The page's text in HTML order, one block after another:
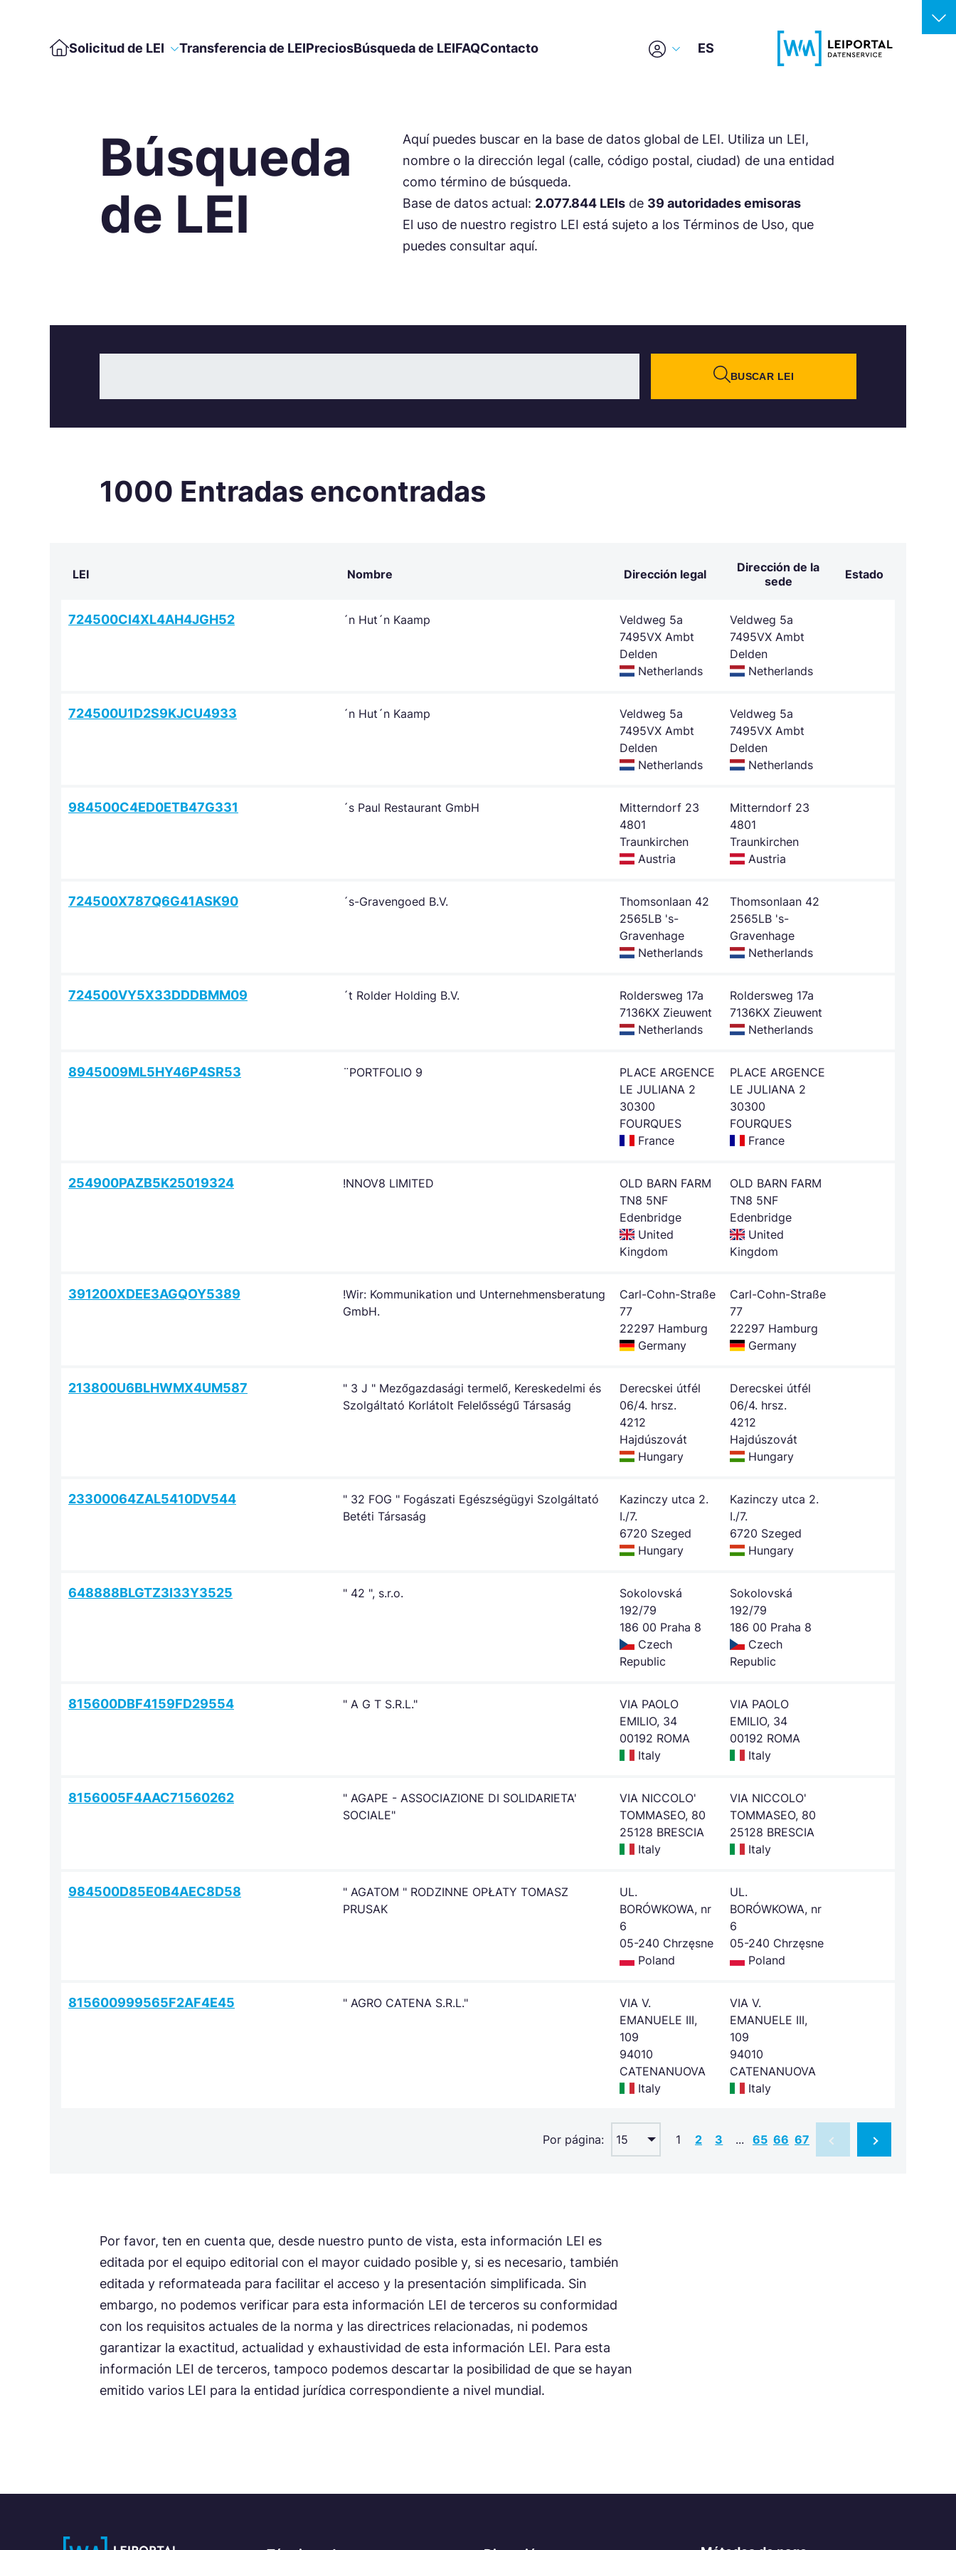
Solicitud de LEI Transferencia de LEIPreciosBúsqueda de LEIFAQContacto ES
Búsqueda
de LEI
Aquí puedes buscar en la base de datos global de LEI. Utiliza un LEI,
nombre o la dirección legal (calle, código postal, ciudad) de una entidad
como término de búsqueda.
Base de datos actual: 2.077.844 LEIsde 39 autoridades emisoras
El uso de nuestro registro LEI está sujeto a los Términos de Uso, que
puedes consultar aquí.
BUSCAR LEI
1000 Entradas encontradas
LEI Nombre Dirección legal
Dirección de la
sede
Estado
724500CI4XL4AH4JGH52 ´n Hut´n Kaamp
Veldweg 5a
7495VX Ambt
Delden
Netherlands
Veldweg 5a
7495VX Ambt
Delden
Netherlands
724500U1D2S9KJCU4933 ´n Hut´n Kaamp
Veldweg 5a
7495VX Ambt
Delden
Netherlands
Veldweg 5a
7495VX Ambt
Delden
Netherlands
984500C4ED0ETB47G331 ´s Paul Restaurant GmbH
Mitterndorf 23
4801
Traunkirchen
Austria
Mitterndorf 23
4801
Traunkirchen
Austria
724500X787Q6G41ASK90 ´s-Gravengoed B.V.
Thomsonlaan 42
2565LB 's-
Gravenhage
Netherlands
Thomsonlaan 42
2565LB 's-
Gravenhage
Netherlands
724500VY5X33DDDBMM09 ´t Rolder Holding B.V.
Roldersweg 17a
7136KX Zieuwent
Netherlands
Roldersweg 17a
7136KX Zieuwent
Netherlands
8945009ML5HY46P4SR53 ¨PORTFOLIO 9
PLACE ARGENCE
LE JULIANA 2
30300
FOURQUES
France
PLACE ARGENCE
LE JULIANA 2
30300
FOURQUES
France
254900PAZB5K25019324 !NNOV8 LIMITED
OLD BARN FARM
TN8 5NF
Edenbridge
United
Kingdom
OLD BARN FARM
TN8 5NF
Edenbridge
United
Kingdom
391200XDEE3AGQOY5389
!Wir: Kommunikation und Unternehmensberatung
GmbH.
Carl-Cohn-Straße
77
22297 Hamburg
Germany
Carl-Cohn-Straße
77
22297 Hamburg
Germany
213800U6BLHWMX4UM587
" 3 J " Mezőgazdasági termelő, Kereskedelmi és
Szolgáltató Korlátolt Felelősségű Társaság
Derecskei útfél
06/4. hrsz.
4212
Hajdúszovát
Hungary
Derecskei útfél
06/4. hrsz.
4212
Hajdúszovát
Hungary
23300064ZAL5410DV544
" 32 FOG " Fogászati Egészségügyi Szolgáltató
Betéti Társaság
Kazinczy utca 2.
I./7.
6720 Szeged
Hungary
Kazinczy utca 2.
I./7.
6720 Szeged
Hungary
648888BLGTZ3I33Y3525 " 42 ", s.r.o.
Sokolovská
192/79
186 00 Praha 8
Czech
Republic
Sokolovská
192/79
186 00 Praha 8
Czech
Republic
815600DBF4159FD29554 " A G T S.R.L."
VIA PAOLO
EMILIO, 34
00192 ROMA
Italy
VIA PAOLO
EMILIO, 34
00192 ROMA
Italy
8156005F4AAC71560262
" AGAPE - ASSOCIAZIONE DI SOLIDARIETA'
SOCIALE"
VIA NICCOLO'
TOMMASEO, 80
25128 BRESCIA
Italy
VIA NICCOLO'
TOMMASEO, 80
25128 BRESCIA
Italy
984500D85E0B4AEC8D58
" AGATOM " RODZINNE OPŁATY TOMASZ
PRUSAK
UL.
BORÓWKOWA, nr
6
05-240 Chrzęsne
Poland
UL.
BORÓWKOWA, nr
6
05-240 Chrzęsne
Poland
815600999565F2AF4E45 " AGRO CATENA S.R.L."
VIA V.
EMANUELE III,
109
94010
CATENANUOVA
Italy
VIA V.
EMANUELE III,
109
94010
CATENANUOVA
Italy
Por página: 15 1 2 3 ... 65 66 67
Por favor, ten en cuenta que, desde nuestro punto de vista, esta información LEI es
editada por el equipo editorial con el mayor cuidado posible y, si es necesario, también
editada y reformateada para facilitar el acceso y la presentación simplificada. Sin
embargo, no podemos verificar para esta información LEI de terceros su conformidad
con los requisitos actuales de la norma y las directrices relacionadas, ni podemos
garantizar la exactitud, actualidad y exhaustividad de esta información LEI. Para esta
información LEI de terceros, tampoco podemos descartar la posibilidad de que se hayan
emitido varios LEI para la entidad jurídica correspondiente a nivel mundial.